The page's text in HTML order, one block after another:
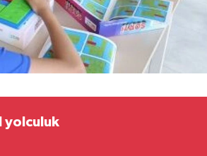
yolculuk